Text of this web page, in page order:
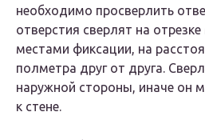
необходимо просверлить
отверстия сверлят на
местами фиксации, на
полметра друг от друга.
наружной стороны, иначе он
к стене.